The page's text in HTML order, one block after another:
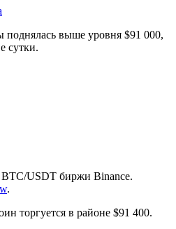
выше уровня $91 000,
сутки.
USDT биржи Binance.
.
торгуется в районе $91 400.